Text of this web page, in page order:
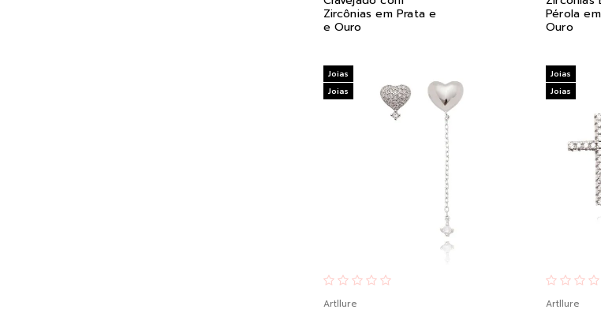
Zircônias em Prata e
e Ouro
Pérola
Ouro
Artllure
Joias
Joias
Artllure
Joias
Joias